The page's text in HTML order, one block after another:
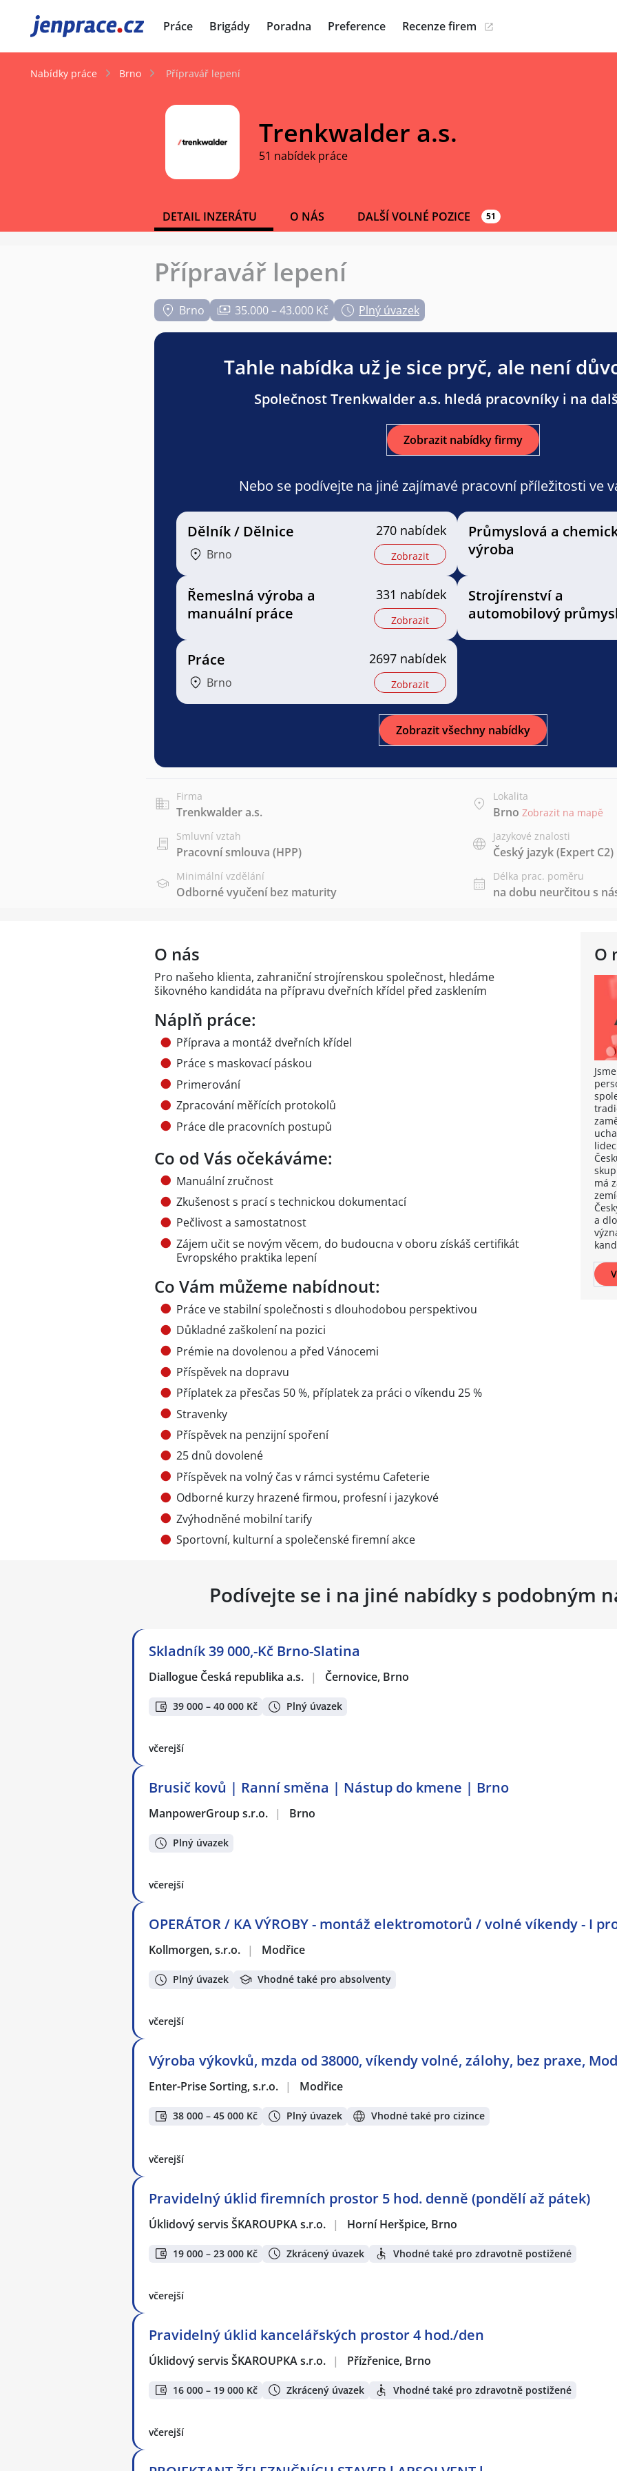
JenPráce.cz Práce Brigády Poradna Preference Recenze firem
Nabídky práce Brno Přípravář lepení
Trenkwalder a.s.
51 nabídek práce
DETAIL INZERÁTU O NÁS DALŠÍ VOLNÉ POZICE 51
Přípravář lepení
Brno 35.000 – 43.000 Kč Plný úvazek
Tahle nabídka už je sice pryč, ale není
Společnost Trenkwalder a.s. hledá pracovníky i na
Zobrazit nabídky firmy
Nebo se podívejte na jiné zajímavé pracovní příležitosti ve
Dělník / Dělnice
Brno
270 nabídek
Zobrazit
Průmyslová a
výroba
Řemeslná výroba a
manuální práce
331 nabídek
Zobrazit
Strojírenství a
automobilový průmysl
Práce
Brno
2697 nabídek
Zobrazit
Zobrazit všechny nabídky
Firma
Trenkwalder a.s.
Lokalita
Brno Zobrazit na mapě
Smluvní vztah
Pracovní smlouva (HPP)
Jazykové znalosti
Český jazyk(Expert C2)
Minimální vzdělání
Odborné vyučení bez maturity
Délka prac. poměru
na dobu neurčitou s
O
má
a
O nás
Pro našeho klienta, zahraniční strojírenskou společnost, hledáme
šikovného kandidáta na přípravu dveřních křídel před zasklením
Náplň práce:
Příprava a montáž dveřních křídel
Práce s maskovací páskou
Primerování
Zpracování měřících protokolů
Práce dle pracovních postupů
Co od Vás očekáváme:
Manuální zručnost
Zkušenost s prací s technickou dokumentací
Pečlivost a samostatnost
Zájem učit se novým věcem, do budoucna v oboru získáš certifikát
Evropského praktika lepení
Co Vám můžeme nabídnout:
Práce ve stabilní společnosti s dlouhodobou perspektivou
Důkladné zaškolení na pozici
Prémie na dovolenou a před Vánocemi
Příspěvek na dopravu
Příplatek za přesčas 50 %, příplatek za práci o víkendu 25 %
Stravenky
Příspěvek na penzijní spoření
25 dnů dovolené
Příspěvek na volný čas v rámci systému Cafeterie
Odborné kurzy hrazené firmou, profesní i jazykové
Zvýhodněné mobilní tarify
Sportovní, kulturní a společenské firemní akce
Podívejte se i na jiné nabídky s podobným
Skladník 39 000,-Kč Brno-Slatina
Diallogue Česká republika a.s. | Černovice, Brno
39 000 – 40 000 Kč Plný úvazek
včerejší
Brusič kovů | Ranní směna | Nástup do kmene | Brno
ManpowerGroup s.r.o. | Brno
Plný úvazek
včerejší
OPERÁTOR / KA VÝROBY - montáž elektromotorů / volné víkendy - I
Kollmorgen, s.r.o. | Modřice
Plný úvazek Vhodné také pro absolventy
včerejší
Výroba výkovků, mzda od 38000, víkendy volné, zálohy, bez praxe,
Enter-Prise Sorting, s.r.o. | Modřice
38 000 – 45 000 Kč Plný úvazek Vhodné také pro cizince
včerejší
Pravidelný úklid firemních prostor 5 hod. denně (pondělí až pátek)
Úklidový servis ŠKAROUPKA s.r.o. | Horní Heršpice, Brno
19 000 – 23 000 Kč Zkrácený úvazek Vhodné také pro zdravotně postižené
včerejší
Pravidelný úklid kancelářských prostor 4 hod./den
Úklidový servis ŠKAROUPKA s.r.o. | Přízřenice, Brno
16 000 – 19 000 Kč Zkrácený úvazek Vhodné také pro zdravotně postižené
včerejší